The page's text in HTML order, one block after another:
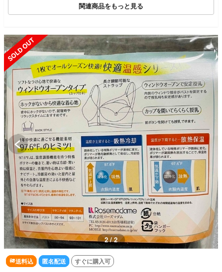
関連商品をもっと見る
SOLD OUT
2 / 2
送料込 匿名配送 すぐに購入可